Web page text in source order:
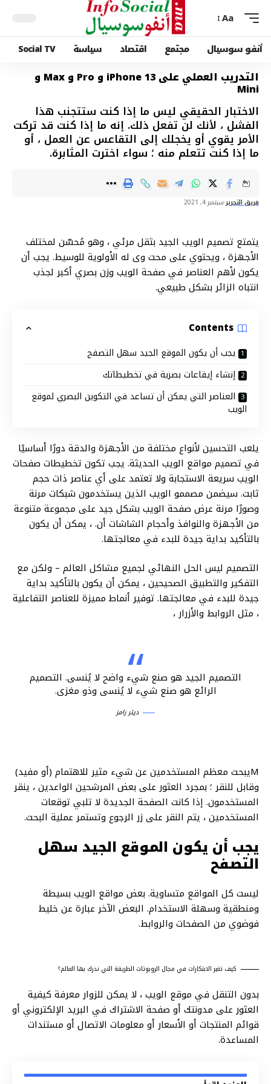
Aa
أنفو سوسيال مجتمع اقتصاد سياسة Social TV
التدريب العملي على iPhone 13 و Pro و Max و
Mini
الاختبار الحقيقي ليس ما إذا كنت ستتجنب هذا
الفشل ، لأنك لن تفعل ذلك. إنه ما إذا كنت قد تركت
الأمر يقوي أو يخجلك إلى التقاعس عن العمل ، أو
ما إذا كنت تتعلم منه ؛ سواء اخترت المثابرة.
فريق التحرير سبتمبر 4, 2021
يتمتع تصميم الويب الجيد بثقل مرئي ، وهو مُحسّن لمختلف
الأجهزة، ويحتوي على محت وى له الأولوية للوسيط. يجب أن
يكون لأهم العناصر في صفحة الويب وزن بصري أكبر لجذب
انتباه الزائر بشكل طبيعي.
Contents
يجب أن يكون الموقع الجيد سهل التصفح
إنشاء إيقاعات بصرية في تخطيطاتك
العناصر التي يمكن أن تساعد في التكوين البصري لموقع
الويب
يلعب التحسين لأنواع مختلفة من الأجهزة والدقة دورًا أساسيًا
في تصميم مواقع الويب الحديثة. يجب تكون تخطيطات صفحات
الويب سريعة الاستجابة ولا تعتمد على أي عناصر ذات حجم
ثابت. سيضمن مصممو الويب الذين يستخدمون شبكات مرنة
وصورًا مرنة عرض صفحة الويب بشكل جيد على مجموعة متنوعة
من الأجهزة والنوافذ وأحجام الشاشات أن. ، يمكن أن يكون
بالتأكيد بداية جيدة للبدء في معالجتها.
التصميم ليس الحل النهائي لجميع مشاكل العالم – ولكن مع
التفكير والتطبيق الصحيحين ، يمكن أن يكون بالتأكيد بداية
جيدة للبدء في معالجتها. توفير أنماط مميزة للعناصر التفاعلية
، مثل الروابط والأزرار ،
التصميم الجيد هو صنع شيء واضح لا يُنسى. التصميم
الرائع هو صنع شيء لا يُنسى وذو مغزى.
ديتر رامز
Mيبحث معظم المستخدمين عن شيء مثير للاهتمام (أو مفيد)
وقابل للنقر ؛ بمجرد العثور على بعض المرشحين الواعدين ، ينقر
المستخدمون. إذا كانت الصفحة الجديدة لا تلبي توقعات
المستخدمين ، يتم النقر على زر الرجوع وتستمر عملية البحث.
يجب أن يكون الموقع الجيد سهل
التصفح
ليست كل المواقع متساوية. بعض مواقع الويب بسيطة
ومنطقية وسهلة الاستخدام. البعض الآخر عبارة عن خليط
فوضوي من الصفحات والروابط.
كيف تغير الابتكارات في مجال الروبوتات الطريقة التي ندرك بها العالم؟
بدون التنقل في موقع الويب ، لا يمكن للزوار معرفة كيفية
العثور على مدونتك أو صفحة الاشتراك في البريد الإلكتروني أو
قوائم المنتجات أو الأسعار أو معلومات الاتصال أو مستندات
المساعدة.